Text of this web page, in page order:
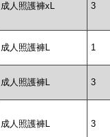
成人照護褲xL 3
成人照護褲L 1
成人照護褲L 3
成人照護褲L 3